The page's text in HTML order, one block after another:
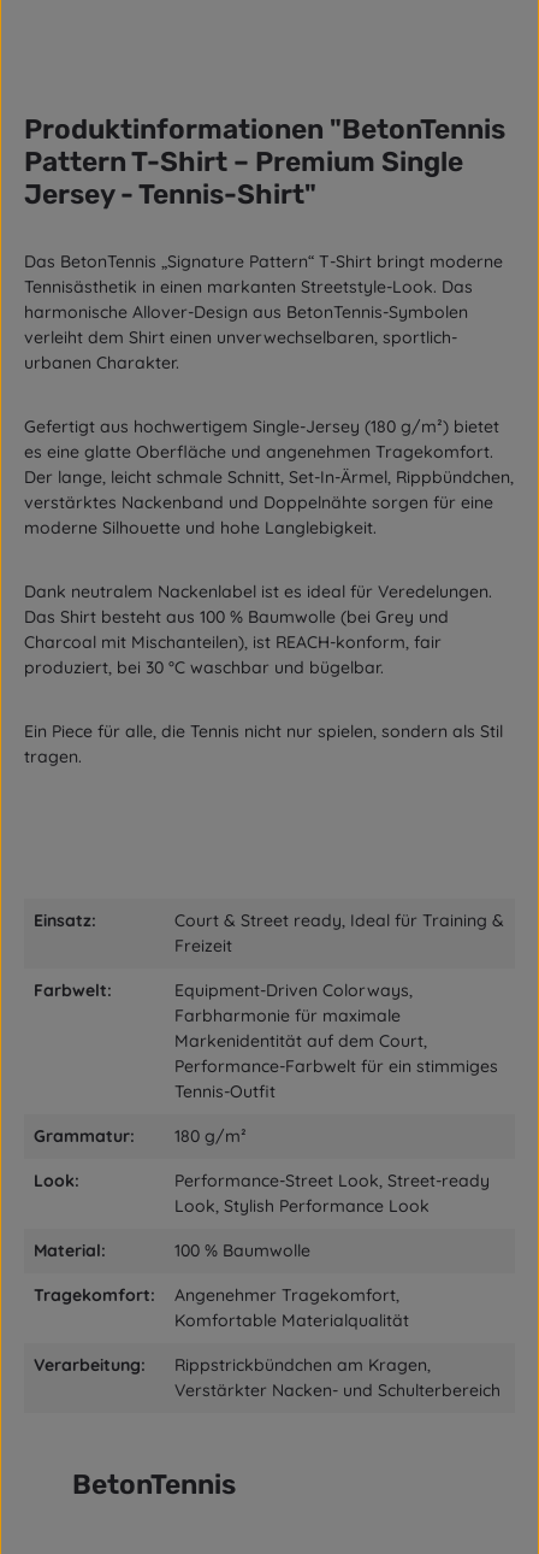
Produktinformationen "BetonTennis
Pattern T-Shirt – Premium Single
Jersey - Tennis-Shirt"
Das BetonTennis „Signature Pattern“ T-Shirt bringt moderne
Tennisästhetik in einen markanten Streetstyle-Look. Das
harmonische Allover-Design aus BetonTennis-Symbolen
verleiht dem Shirt einen unverwechselbaren, sportlich-
urbanen Charakter.
Gefertigt aus hochwertigem Single-Jersey (180 g/m²) bietet
es eine glatte Oberfläche und angenehmen Tragekomfort.
Der lange, leicht schmale Schnitt, Set-In-Ärmel, Rippbündchen,
verstärktes Nackenband und Doppelnähte sorgen für eine
moderne Silhouette und hohe Langlebigkeit.
Dank neutralem Nackenlabel ist es ideal für Veredelungen.
Das Shirt besteht aus 100 % Baumwolle (bei Grey und
Charcoal mit Mischanteilen), ist REACH-konform, fair
produziert, bei 30 °C waschbar und bügelbar.
Ein Piece für alle, die Tennis nicht nur spielen, sondern als Stil
tragen.
Einsatz:
Court & Street ready, Ideal für Training &
Freizeit
Farbwelt:
Equipment-Driven Colorways,
Farbharmonie für maximale
Markenidentität auf dem Court,
Performance-Farbwelt für ein stimmiges
Tennis-Outfit
Grammatur: 180 g/m²
Look:
Performance-Street Look, Street-ready
Look, Stylish Performance Look
Material: 100 % Baumwolle
Tragekomfort:
Angenehmer Tragekomfort,
Komfortable Materialqualität
Verarbeitung:
Rippstrickbündchen am Kragen,
Verstärkter Nacken- und Schulterbereich
BetonTennis